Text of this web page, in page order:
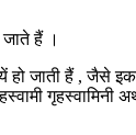
हैं ।
हो जाती हैं , जैसे
गृहस्वामिनी